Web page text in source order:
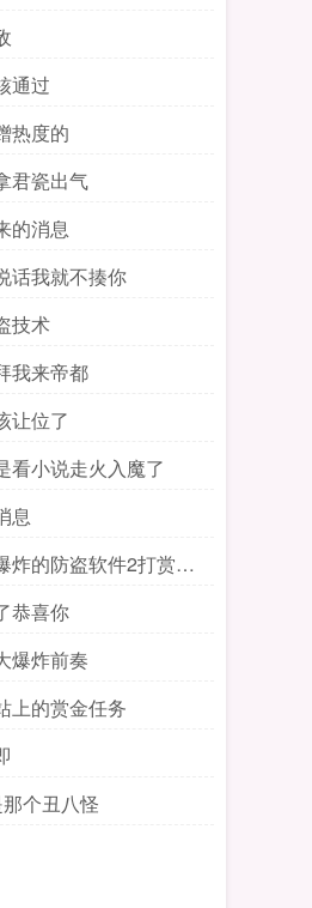
通过
热度的
君瓷出气
的消息
话我就不揍你
技术
我来帝都
让位了
看小说走火入魔了
息
炸的防盗软件2打赏加
恭喜你
爆炸前奏
上的赏金任务
个丑八怪